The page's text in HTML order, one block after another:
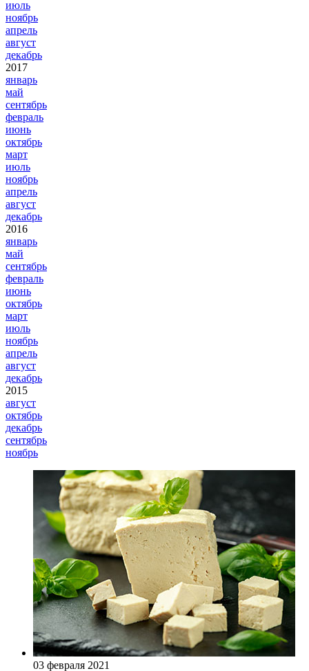
июль
ноябрь
апрель
август
декабрь
2017
январь
май
сентябрь
февраль
июнь
октябрь
март
июль
ноябрь
апрель
август
декабрь
2016
январь
май
сентябрь
февраль
июнь
октябрь
март
июль
ноябрь
апрель
август
декабрь
2015
август
октябрь
декабрь
сентябрь
ноябрь
03 февраля 2021